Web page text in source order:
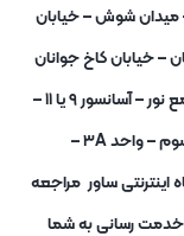
میدان شوش – خیابان
– خیابان کاخ جوانان
– مجتمع نور – آسانسور ۹ یا ۱۱ –
طبقه سوم – واحد ۳A –
اینترنتی ساور مراجعه
خدمت رسانی به شما